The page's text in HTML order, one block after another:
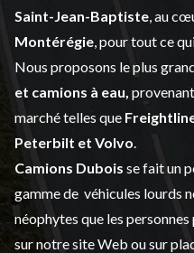
Saint-Jean-Baptiste , au
Montérégie , pour tout ce
Nous proposons le plus
et camions à eau,
marché telles que
Peterbilt et Volvo
Camions Dubois se fait un
gamme de véhicules lourds
néophytes que les
sur notre site Web ou sur